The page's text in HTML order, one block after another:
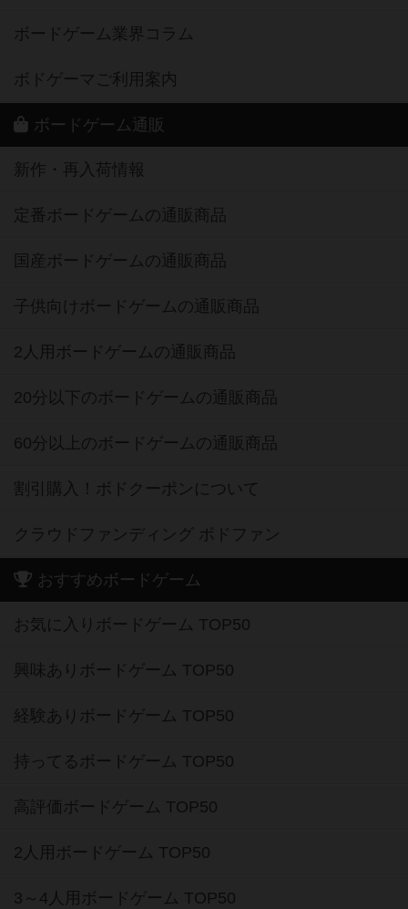
ボードゲーム業界コラム
ボドゲーマご利用案内
ボードゲーム通販
新作・再入荷情報
定番ボードゲームの通販商品
国産ボードゲームの通販商品
子供向けボードゲームの通販商品
2人用ボードゲームの通販商品
20分以下のボードゲームの通販商品
60分以上のボードゲームの通販商品
割引購入！ボドクーポンについて
クラウドファンディング ボドファン
おすすめボードゲーム
お気に入りボードゲーム TOP50
興味ありボードゲーム TOP50
経験ありボードゲーム TOP50
持ってるボードゲーム TOP50
高評価ボードゲーム TOP50
2人用ボードゲーム TOP50
3～4人用ボードゲーム TOP50